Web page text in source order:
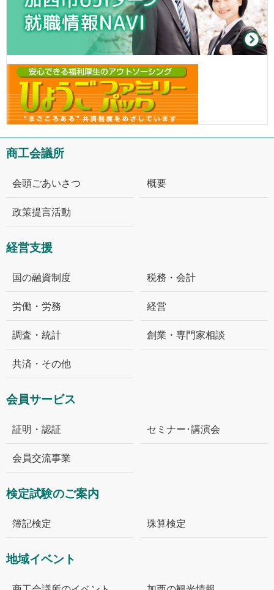
商工会議所
会頭ごあいさつ 概要
政策提言活動
経営支援
国の融資制度 税務・会計
労働・労務 経営
調査・統計 創業・専門家相談
共済・その他
会員サービス
証明・認証 セミナー･講演会
会員交流事業
検定試験のご案内
簿記検定 珠算検定
地域イベント